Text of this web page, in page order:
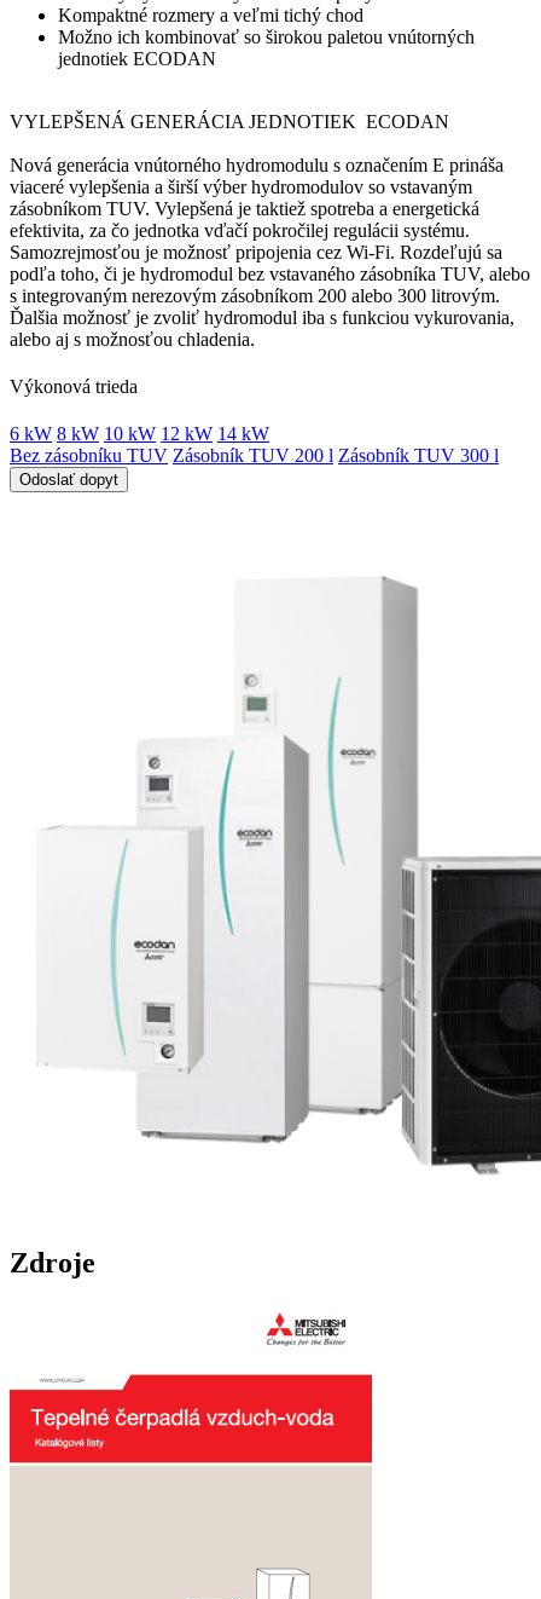
Kompaktné rozmery a veľmi tichý chod
Možno ich kombinovať so širokou paletou vnútorných
jednotiek ECODAN
VYLEPŠENÁ GENERÁCIA JEDNOTIEK ECODAN
Nová generácia vnútorného hydromodulu s označením E prináša
viaceré vylepšenia a širší výber hydromodulov so vstavaným
zásobníkom TUV. Vylepšená je taktiež spotreba a energetická
efektivita, za čo jednotka vďačí pokročilej regulácii systému.
Samozrejmosťou je možnosť pripojenia cez Wi-Fi. Rozdeľujú sa
podľa toho, či je hydromodul bez vstavaného zásobníka TUV, alebo
s integrovaným nerezovým zásobníkom 200 alebo 300 litrovým.
Ďalšia možnosť je zvoliť hydromodul iba s funkciou vykurovania,
alebo aj s možnosťou chladenia.
Výkonová trieda
6 kW 8 kW 10 kW 12 kW 14 kW
Bez zásobníku TUV Zásobník TUV 200 l Zásobník TUV 300 l
Odoslať dopyt
Zdroje